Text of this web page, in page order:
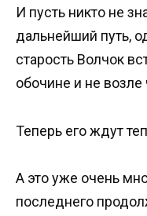
И пусть никто не
дальнейший путь,
старость Волчок
обочине и не возле
Теперь его ждут
А это уже очень
последнего